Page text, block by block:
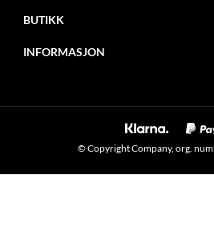
info@mxbike.no
Eventyrveien 10B
BUTIKK
Opprett konto
INFORMASJON
Blogg
© Copyright Company, org.